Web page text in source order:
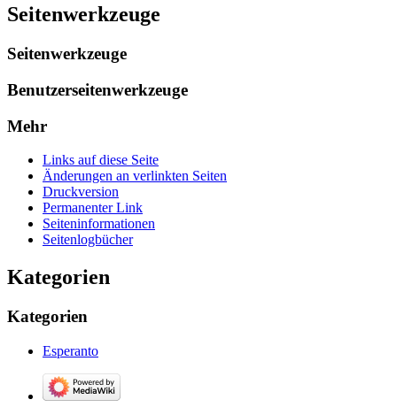
Seitenwerkzeuge
Seitenwerkzeuge
Benutzerseitenwerkzeuge
Mehr
Links auf diese Seite
Änderungen an verlinkten Seiten
Druckversion
Permanenter Link
Seiten­­informationen
Seitenlogbücher
Kategorien
Kategorien
Esperanto